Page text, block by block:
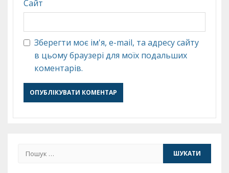
Сайт
Зберегти моє ім'я, e-mail, та адресу сайту
в цьому браузері для моїх подальших
коментарів.
Пошук: